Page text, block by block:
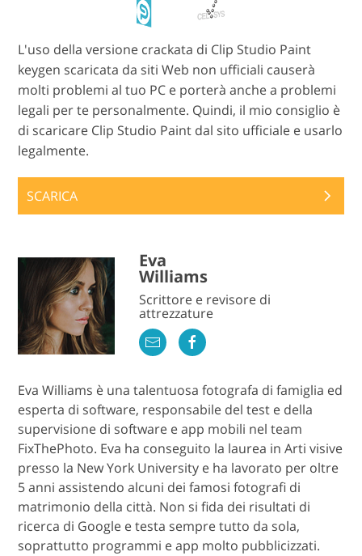
L'uso della versione crackata di Clip Studio Paint
keygen scaricata da siti Web non ufficiali causerà
molti problemi al tuo PC e porterà anche a problemi
legali per te personalmente. Quindi, il mio consiglio è
di scaricare Clip Studio Paint dal sito ufficiale e usarlo
legalmente.
SCARICA
Eva
Williams
Scrittore e revisore di
attrezzature
Eva Williams è una talentuosa fotografa di famiglia ed
esperta di software, responsabile del test e della
supervisione di software e app mobili nel team
FixThePhoto. Eva ha conseguito la laurea in Arti visive
presso la New York University e ha lavorato per oltre
5 anni assistendo alcuni dei famosi fotografi di
matrimonio della città. Non si fida dei risultati di
ricerca di Google e testa sempre tutto da sola,
soprattutto programmi e app molto pubblicizzati.